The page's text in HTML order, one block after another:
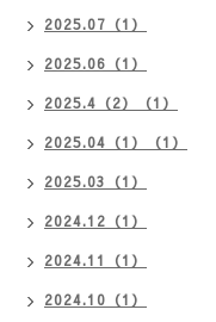
2025.07（1）
2025.06（1）
2025.4（2）（1）
2025.04（1）（1）
2025.03（1）
2024.12（1）
2024.11（1）
2024.10（1）